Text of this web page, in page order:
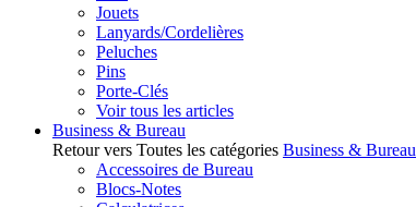
Jouets
Lanyards/Cordelières
Peluches
Pins
Porte-Clés
Voir tous les articles
Business & Bureau
Retour vers Toutes les catégories Business & Bureau
Accessoires de Bureau
Blocs-Notes